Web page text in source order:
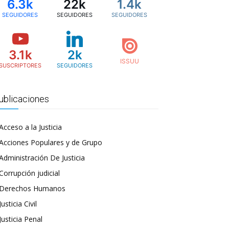
6.3k
SEGUIDORES
22k
SEGUIDORES
1.4k
SEGUIDORES
3.1k 2k
SEGUIDORES
a la Justicia
Populares y de Grupo
De Justicia
judicial
Humanos
Civil
Penal